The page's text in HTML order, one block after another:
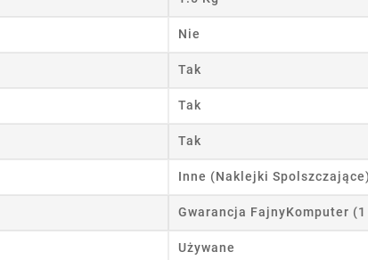
Nie
Tak
Tak
Tak
Inne (Naklejki
Gwarancja FajnyKomputer (1
Używane